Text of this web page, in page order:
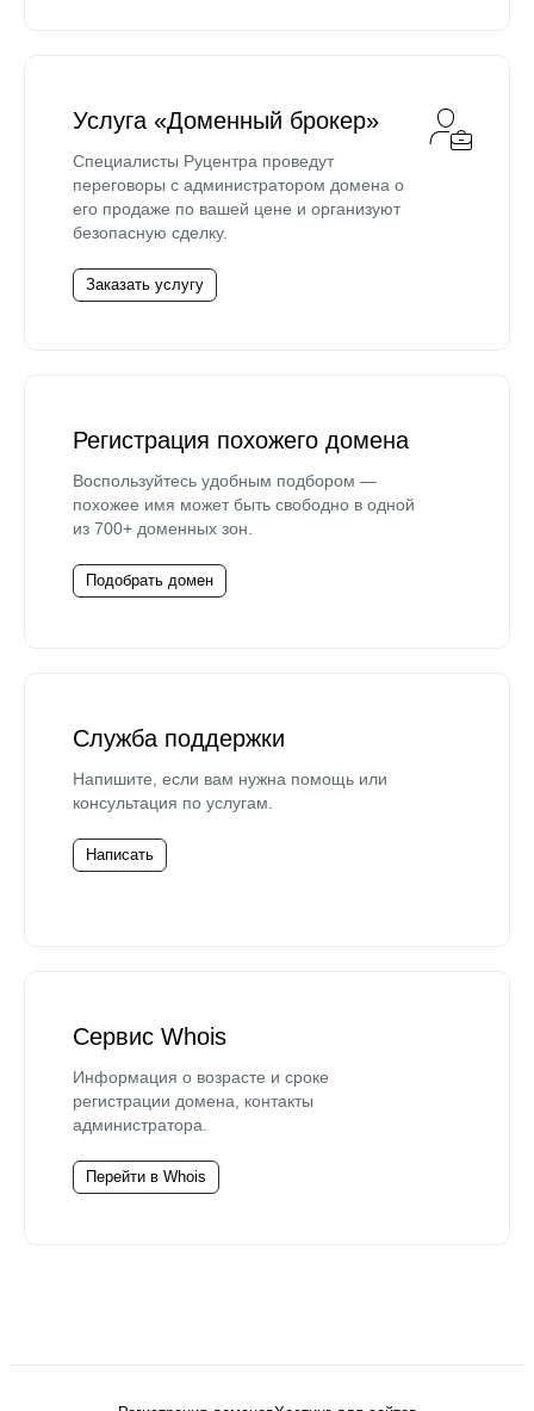
Услуга «Доменный брокер»
Специалисты Руцентра проведут
переговоры с администратором домена о
его продаже по вашей цене и организуют
безопасную сделку.
Заказать услугу
Регистрация похожего домена
Воспользуйтесь удобным подбором —
похожее имя может быть свободно в одной
из 700+ доменных зон.
Подобрать домен
Служба поддержки
Напишите, если вам нужна помощь или
консультация по услугам.
Написать
Сервис Whois
Информация о возрасте и сроке
регистрации домена, контакты
администратора.
Перейти в Whois